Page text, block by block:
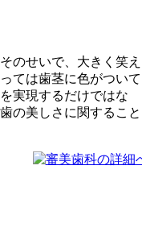
のせいで、大きく笑え
ては歯茎に色がついて
実現するだけではな
の美しさに関すること